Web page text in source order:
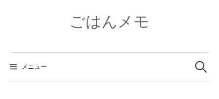
ス
キ
ごはんメモ
メニュー
索: